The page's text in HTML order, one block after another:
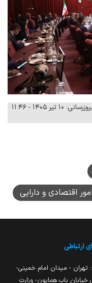
تیر ۱۴۰۵ - ۱۱:۴۶
اقتصادی و دارایی
ارتباطی
تهران - میدان امام خمینی-
خیابان باب همایون- وزارت